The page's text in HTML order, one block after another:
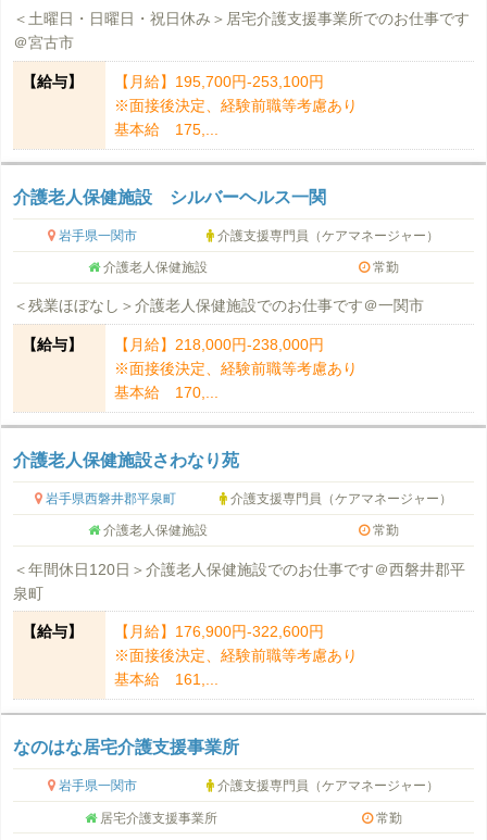
＜土曜日・日曜日・祝日休み＞居宅介護支援事業所でのお仕事です
＠宮古市
【給与】
【月給】195,700円-253,100円
※面接後決定、経験前職等考慮あり
基本給 175,...
介護老人保健施設 シルバーヘルス一関
岩手県一関市 介護支援専門員（ケアマネージャー）
介護老人保健施設 常勤
＜残業ほぼなし＞介護老人保健施設でのお仕事です＠一関市
【給与】
【月給】218,000円-238,000円
※面接後決定、経験前職等考慮あり
基本給 170,...
介護老人保健施設さわなり苑
岩手県西磐井郡平泉町 介護支援専門員（ケアマネージャー）
介護老人保健施設 常勤
＜年間休日120日＞介護老人保健施設でのお仕事です＠西磐井郡平
泉町
【給与】
【月給】176,900円-322,600円
※面接後決定、経験前職等考慮あり
基本給 161,...
なのはな居宅介護支援事業所
岩手県一関市 介護支援専門員（ケアマネージャー）
居宅介護支援事業所 常勤